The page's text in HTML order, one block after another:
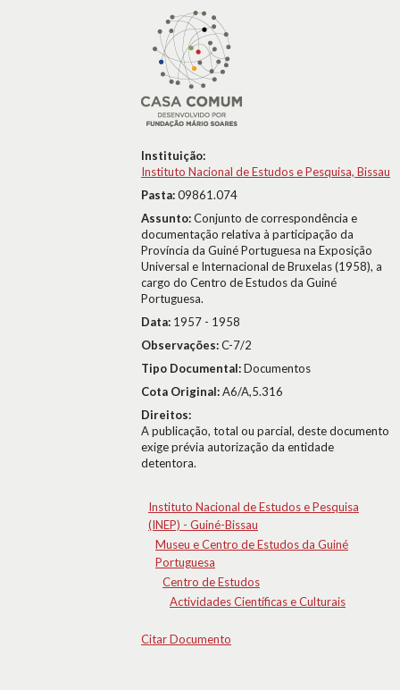
Instituição:
Instituto Nacional de Estudos e Pesquisa, Bissau
Pasta:09861.074
Assunto:Conjunto de correspondência e
documentação relativa à participação da
Província da Guiné Portuguesa na Exposição
Universal e Internacional de Bruxelas (1958), a
cargo do Centro de Estudos da Guiné
Portuguesa.
Data: 1957 - 1958
Observações:C-7/2
Tipo Documental:Documentos
Cota Original:A6/A,5.316
Direitos:
A publicação, total ou parcial, deste documento
exige prévia autorização da entidade
detentora.
Instituto Nacional de Estudos e Pesquisa
(INEP) - Guiné-Bissau
Museu e Centro de Estudos da Guiné
Portuguesa
Centro de Estudos
Actividades Científicas e Culturais
Citar Documento